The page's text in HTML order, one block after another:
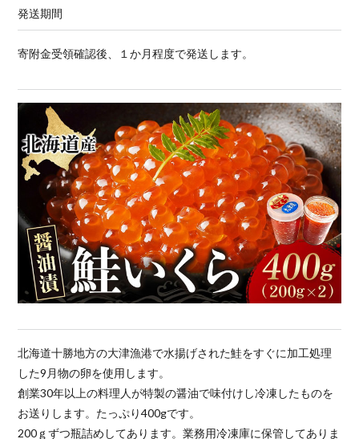
発送期間
寄附金受領確認後、１か月程度で発送します。
北海道十勝地方の大津漁港で水揚げされた鮭をすぐに加工処理
した9月物の卵を使用します。
創業30年以上の料理人が特製の醤油で味付けし冷凍したものを
お送りします。たっぷり400gです。
200ｇずつ瓶詰めしてあります。業務用冷凍庫に保管してありま